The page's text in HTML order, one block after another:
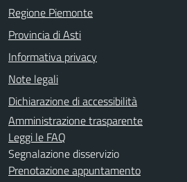
Regione Piemonte
Provincia di Asti
Informativa privacy
Note legali
Dichiarazione di accessibilità
Amministrazione trasparente
Leggi le FAQ
Segnalazione disservizio
Prenotazione appuntamento